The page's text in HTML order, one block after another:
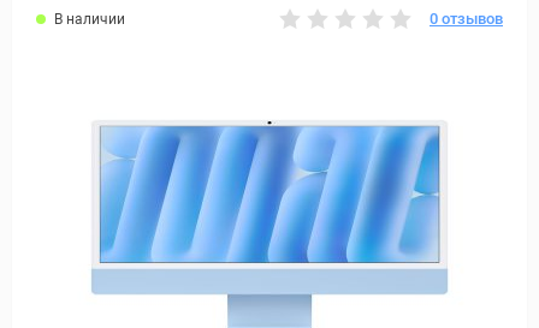
В наличии 0 отзывов